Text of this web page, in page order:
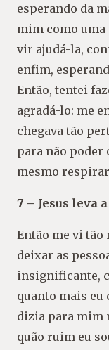
esperando da
mim como uma
vir ajudá-la,
enfim,
Então, tentei
agradá-lo: me
chegava tão
para não poder
mesmo
7 – Jesus leva
Então me vi tão
deixar as
insignificante,
quanto mais eu
dizia para mim
quão ruim eu